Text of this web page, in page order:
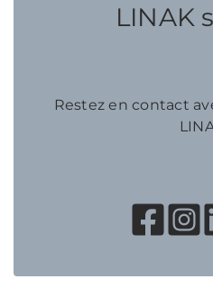
LINAK
Restez en contact